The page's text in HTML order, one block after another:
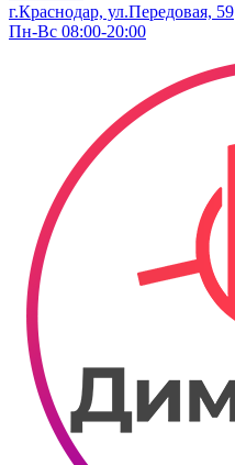
г.Краснодар, ул.Передовая, 59
Пн-Вс 08:00-20:00